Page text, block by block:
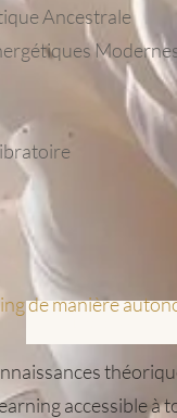
Ancestrale
de manière
accessible à